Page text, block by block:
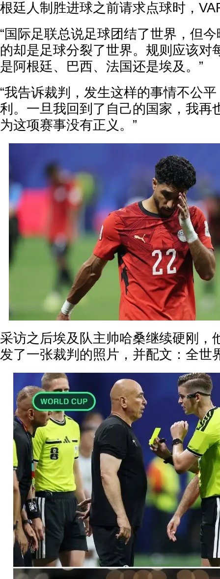
根廷人制胜进球之前请求点球时，
“国际足联总说足球团结了世界，但
的却是足球分裂了世界。规则应该对
是阿根廷、巴西、法国还是埃及。”
“我告诉裁判，发生这样的事情不公
利。一旦我回到了自己的国家，我再
为这项赛事没有正义。”
采访之后埃及队主帅哈桑继续硬刚，
发了一张裁判的照片，并配文：全世